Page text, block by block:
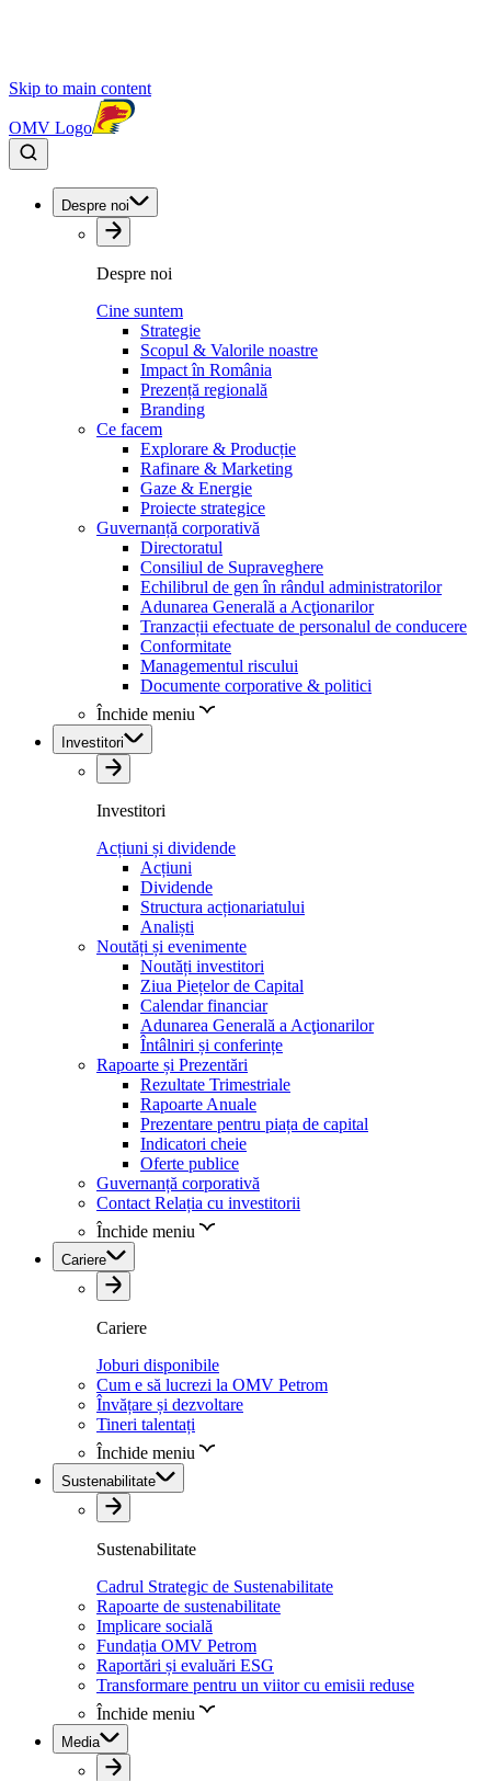
Skip to main content
OMV Logo
Despre noi
Despre noi
Cine suntem
Strategie
Scopul & Valorile noastre
Impact în România
Prezență regională
Branding
Ce facem
Explorare & Producție
Rafinare & Marketing
Gaze & Energie
Proiecte strategice
Guvernanță corporativă
Directoratul
Consiliul de Supraveghere
Echilibrul de gen în rândul administratorilor
Adunarea Generală a Acţionarilor
Tranzacții efectuate de personalul de conducere
Conformitate
Managementul riscului
Documente corporative & politici
Închide meniu
Investitori
Investitori
Acțiuni și dividende
Acțiuni
Dividende
Structura acționariatului
Analiști
Noutăți și evenimente
Noutăți investitori
Ziua Piețelor de Capital
Calendar financiar
Adunarea Generală a Acţionarilor
Întâlniri și conferințe
Rapoarte și Prezentări
Rezultate Trimestriale
Rapoarte Anuale
Prezentare pentru piața de capital
Indicatori cheie
Oferte publice
Guvernanță corporativă
Contact Relația cu investitorii
Închide meniu
Cariere
Cariere
Joburi disponibile
Cum e să lucrezi la OMV Petrom
Învățare și dezvoltare
Tineri talentați
Închide meniu
Sustenabilitate
Sustenabilitate
Cadrul Strategic de Sustenabilitate
Rapoarte de sustenabilitate
Implicare socială
Fundația OMV Petrom
Raportări și evaluări ESG
Transformare pentru un viitor cu emisii reduse
Închide meniu
Media